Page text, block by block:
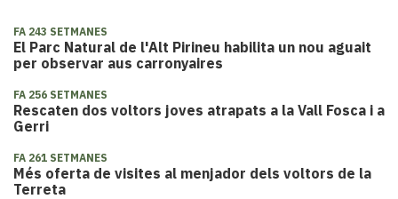
FA 243 SETMANES
El Parc Natural de l'Alt Pirineu habilita un nou aguait
per observar aus carronyaires
FA 256 SETMANES
Rescaten dos voltors joves atrapats a la Vall Fosca i a
Gerri
FA 261 SETMANES
Més oferta de visites al menjador dels voltors de la
Terreta